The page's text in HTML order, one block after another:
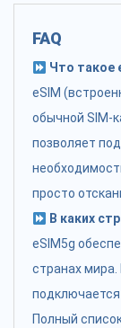
FAQ
Что такое
eSIM
обычной SIM-
позволяет
просто
В каких
eSIM5g
странах
подключается
Полный